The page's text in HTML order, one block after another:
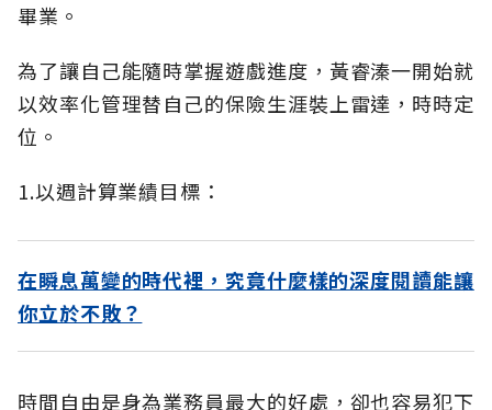
畢業。
為了讓自己能隨時掌握遊戲進度，黃睿溱一開始就
以效率化管理替自己的保險生涯裝上雷達，時時定
位。
1.以週計算業績目標：
在瞬息萬變的時代裡，究竟什麼樣的深度閱讀能讓
你立於不敗？
時間自由是身為業務員最大的好處，卻也容易犯下